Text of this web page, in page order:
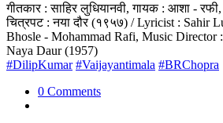
गीतकार : साहिर लुधियानवी, गायक : आशा -
चित्रपट : नया दौर (१९५७) / Lyricist : Sahir
Bhosle - Mohammad Rafi, Music Director
Naya Daur (1957)
#DilipKumar #Vaijayantimala #BRChopra
0 Comments